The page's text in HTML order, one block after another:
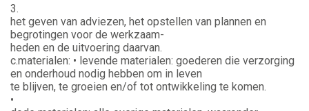
3.
het geven van adviezen, het opstellen van plannen en
begrotingen voor de werkzaam-
heden en de uitvoering daarvan.
c.materialen: • levende materialen: goederen die verzorging
en onderhoud nodig hebben om in leven
te blijven, te groeien en/of tot ontwikkeling te komen.
•